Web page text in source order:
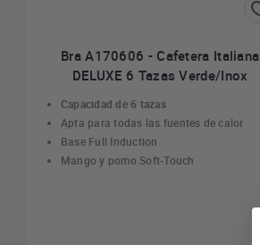
Bra A170606 - Cafetera Italiana
DELUXE 6 Tazas Verde/Inox
Capacidad de 6 tazas
Apta para todas las fuentes de calor
Base Full Induction
Mango y pomo Soft-Touch